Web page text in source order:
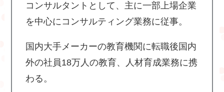
コンサルタントとして、主に一部上場企業
を中心にコンサルティング業務に従事。
国内大手メーカーの教育機関に転職後国内
外の社員18万人の教育、人材育成業務に携
わる。